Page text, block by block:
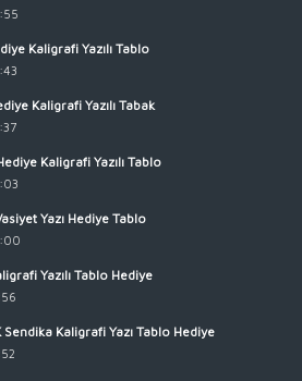
Kaligrafi Yazılı Tablo
Kaligrafi Yazılı Tabak
Kaligrafi Yazılı Tablo
Yazı Hediye Tablo
Yazılı Tablo Hediye
Sendika Kaligrafi Yazı Tablo Hediye